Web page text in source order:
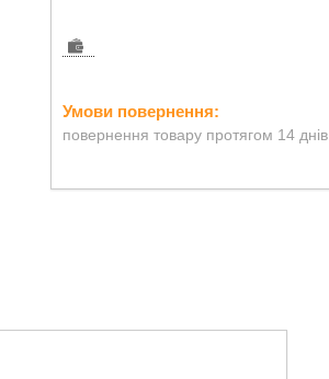
повернення товару протягом 14 днів